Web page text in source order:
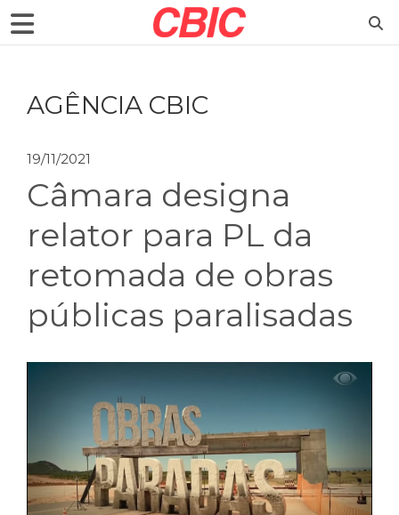
AGÊNCIA CBIC
19/11/2021
Câmara designa
relator para PL da
retomada de obras
públicas paralisadas